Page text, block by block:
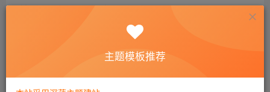
节骨眼的细节，再扫了扫全网的论点，总觉得宝能似乎是
打得好万宝之争，从2015年1月开始，宝能系钜盛华
主题模板推荐